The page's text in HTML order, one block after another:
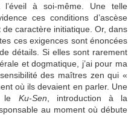
à soi-même. Une telle
ces conditions d’ascèse
caractère initiatique. Or, dans
ces exigences sont énoncées
détails. Si elles sont rarement
et dogmatique, j’ai pour ma
des maîtres zen qui «
où ils devaient en parler. Une
le Ku-Sen , introduction à la
au moment où débute